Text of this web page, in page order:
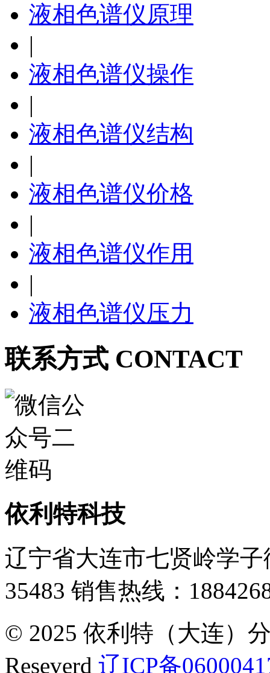
液相色谱仪原理
|
液相色谱仪操作
|
液相色谱仪结构
|
液相色谱仪价格
|
液相色谱仪作用
|
液相色谱仪压力
联系方式 CONTACT
依利特科技
辽宁省大连市七贤岭学子
35483 销售热线：
© 2025 依利特（大连）
Reseverd 辽ICP备